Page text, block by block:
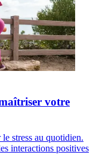
votre
stress au quotidien.
interactions positives